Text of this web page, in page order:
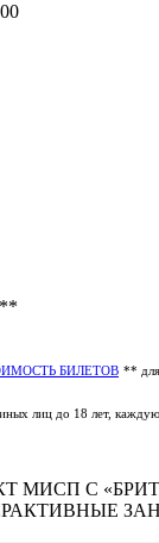
БИЛЕТОВ **
лиц до 18 лет,
МИСП С